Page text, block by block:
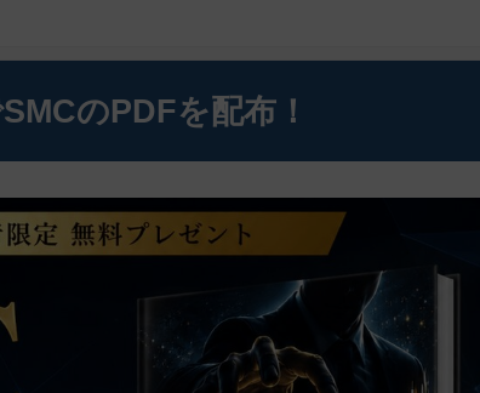
のPDFを配布！